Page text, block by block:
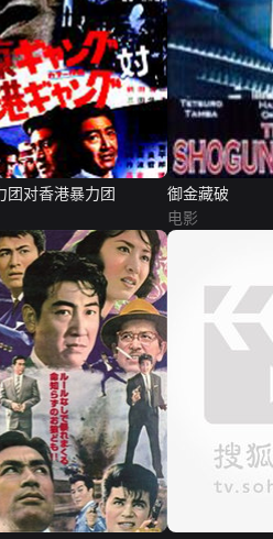
团对香港暴力团
御金藏破
电影